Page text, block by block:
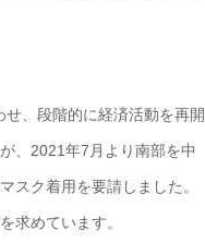
、段階的に経済活動を再開
、2021年7月より南部を中
スク着用を要請しました。
求めています。